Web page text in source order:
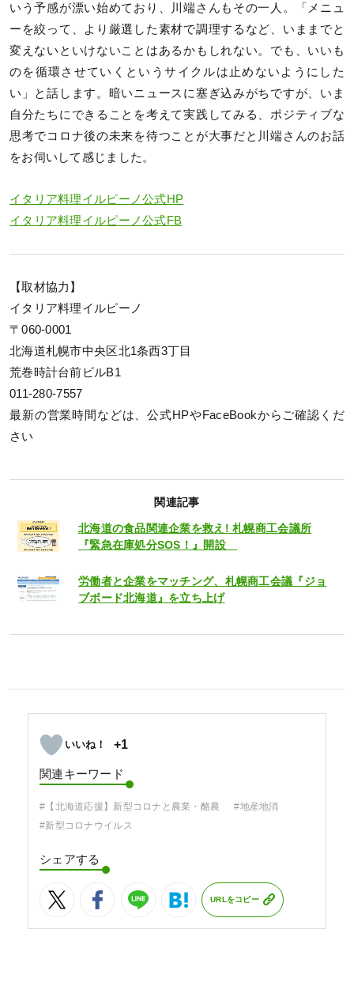
いう予感が漂い始めており、川端さんもその一人。「メニュ
ーを絞って、より厳選した素材で調理するなど、いままでと
変えないといけないことはあるかもしれない。でも、いいも
のを循環させていくというサイクルは止めないようにした
い」と話します。暗いニュースに塞ぎ込みがちですが、いま
自分たちにできることを考えて実践してみる、ポジティブな
思考でコロナ後の未来を待つことが大事だと川端さんのお話
をお伺いして感じました。
イタリア料理イルピーノ公式HP
イタリア料理イルピーノ公式FB
【取材協力】
イタリア料理イルピーノ
〒060-0001
北海道札幌市中央区北1条西3丁目
荒巻時計台前ビルB1
011-280-7557
最新の営業時間などは、公式HPやFaceBookからご確認くだ
さい
関連記事
北海道の食品関連企業を救え! 札幌商工会議所
『緊急在庫処分SOS！』開設
労働者と企業をマッチング、札幌商工会議『ジョ
ブボード北海道』を立ち上げ
+1
関連キーワード
#【北海道応援】新型コロナと農業・酪農
#地産地消
#新型コロナウイルス
シェアする
URLをコピー